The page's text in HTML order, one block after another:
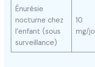
Énurésie
nocturne chez
l’enfant (sous
surveillance)
10
mg/